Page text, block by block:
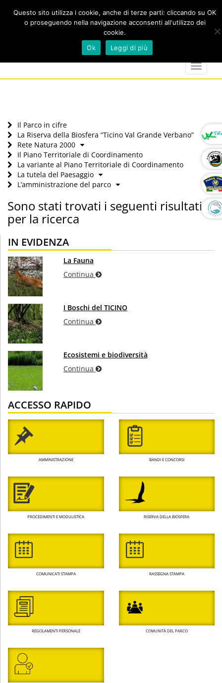
marker
calendar
Toggle
Il Parco in cifre
La Riserva della Biosfera “Ticino Val Grande Verbano”
Rete Natura 2000
Il Piano Territoriale di Coordinamento
La variante al Piano Territoriale di Coordinamento
La tutela del Paesaggio
L’amministrazione del parco
Sono stati trovati i seguenti risultati
per la ricerca
IN EVIDENZA
La Fauna
Continua
I Boschi del TICINO
Continua
Ecosistemi e biodiversità
Continua
ACCESSO RAPIDO
AMMINISTRAZIONE BANDI E CONCORSI
PROCEDIMENTI E MODULISTICA RISERVA DELLA BIOSFERA
COMUNICATI STAMPA RASSEGNA STAMPA
REGOLAMENTI PERSONALE COMUNITÀ DEL PARCO
Questo sito utilizza i cookie, anche di terze parti: cliccando su OK
o proseguendo nella navigazione acconsenti all'utilizzo dei
cookie.
Ok
Leggi di più